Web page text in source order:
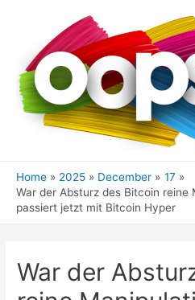
Home 2025 December
17
War der Absturz des Bitcoin reine
passiert jetzt mit Bitcoin Hyper
War der